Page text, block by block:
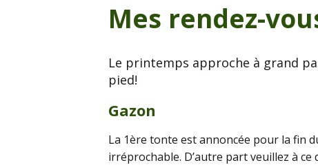
Mes rendez-
Le printemps approche à grand
pied!
Gazon
La 1ère tonte est annoncée pour la fin
irréprochable. D’autre part veuillez à